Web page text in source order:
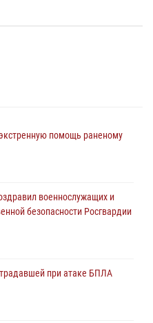
помощь раненому
военнослужащих и
безопасности Росгвардии
при атаке БПЛА